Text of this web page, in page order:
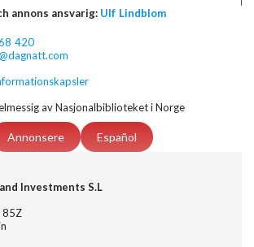
annons ansvarig: Ulf Lindblom
420
av Nasjonalbiblioteket i Norge
Annonsere Español
Investments S.L
85Z